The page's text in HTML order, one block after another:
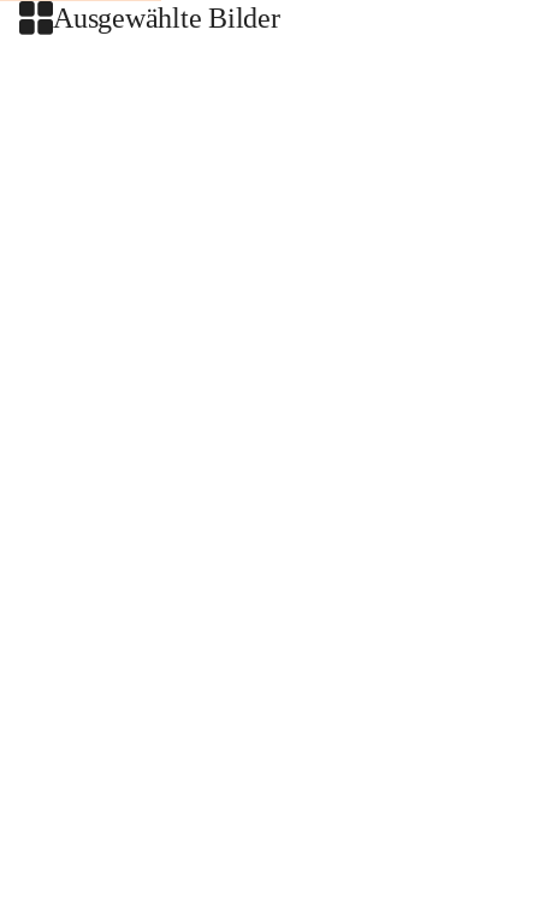
Ausgewählte Bilder